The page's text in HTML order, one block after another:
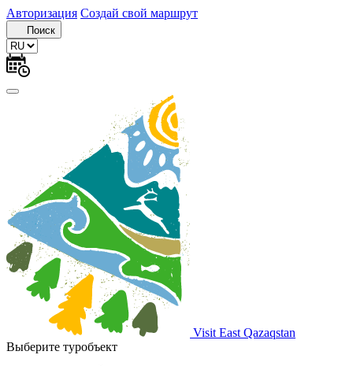
Авторизация Создай свой маршрут
Поиск
Visit East Qazaqstan
Выберите туробъект